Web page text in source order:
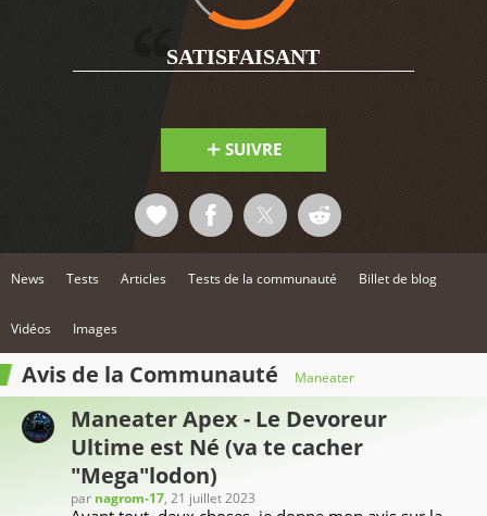
SATISFAISANT
SUIVRE
News Tests Articles Tests de la communauté Billet de blog
Vidéos Images
Avis de la Communauté Maneater
Maneater Apex - Le Devoreur
Ultime est Né (va te cacher
"Mega"lodon)
par nagrom-17, 21 juillet 2023